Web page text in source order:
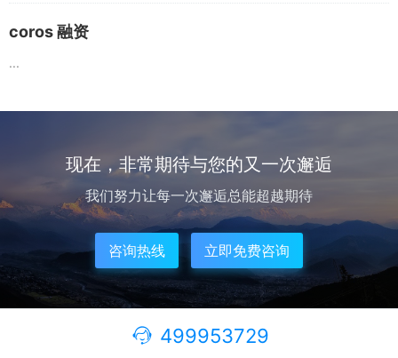
coros 融资
...
现在，非常期待与您的又一次邂逅
我们努力让每一次邂逅总能超越期待
咨询热线 立即免费咨询
499953729